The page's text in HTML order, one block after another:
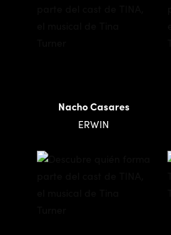
Nacho Casares
ERWIN